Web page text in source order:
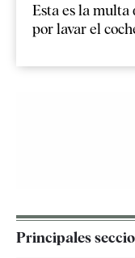
Esta es la
por lavar el
Principales